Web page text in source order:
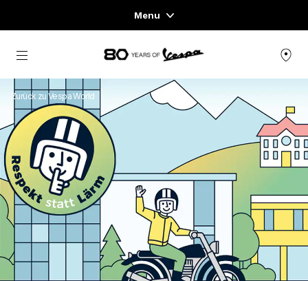
Menu
Home
FAHRZEUGE
READY TO WEAR & LIFESTYLE
ERFAHRUNGEN
CONCEPT STORE
Skip to content
Zurück zu Vespa World